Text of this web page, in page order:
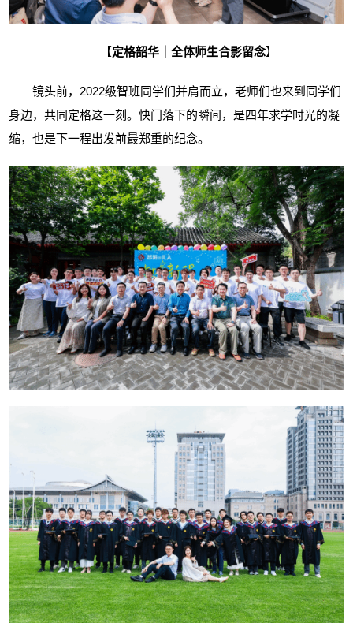
【定格韶华｜全体师生合影留念】
镜头前， 2022级智班同学们并肩而立，老师们也来到同学们
身边，共同定格这一刻。快门落下的瞬间，是四年求学时光的凝
缩，也是下一程出发前最郑重的纪念。